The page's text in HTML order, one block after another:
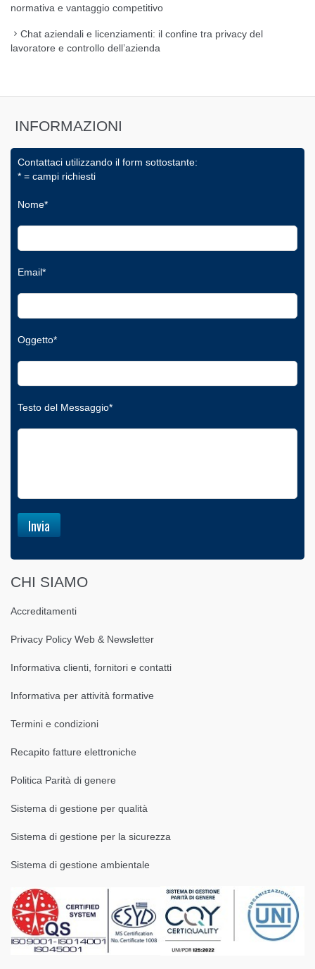
normativa e vantaggio competitivo
Chat aziendali e licenziamenti: il confine tra privacy del
lavoratore e controllo dell’azienda
INFORMAZIONI
Contattaci utilizzando il form sottostante:
* = campi richiesti
Nome*
Email*
Oggetto*
Testo del Messaggio*
CHI SIAMO
Accreditamenti
Privacy Policy Web & Newsletter
Informativa clienti, fornitori e contatti
Informativa per attività formative
Termini e condizioni
Recapito fatture elettroniche
Politica Parità di genere
Sistema di gestione per qualità
Sistema di gestione per la sicurezza
Sistema di gestione ambientale